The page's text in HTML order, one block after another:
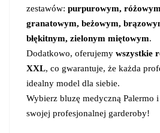
zestawów: purpurowym,
granatowym, beżowym,
błękitnym, zielonym miętowym.
Dodatkowo, oferujemy wszystkie
XXL, co gwarantuje, że każda
idealny model dla siebie.
Wybierz bluzę medyczną Palermo
swojej profesjonalnej garderoby!